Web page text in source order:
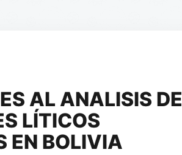
AL ANALISIS DE
LÍTICOS
EN BOLIVIA